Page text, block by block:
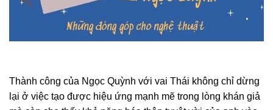
Thành công của Ngọc Quỳnh với vai Thái không chỉ dừng
lại ở việc tạo được hiệu ứng mạnh mẽ trong lòng khán giả